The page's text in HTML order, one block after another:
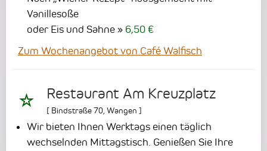
Vanillesoße
oder Eis und Sahne
6,50 €
Zum Wochenangebot von Café Walfisch
Restaurant Am Kreuzplatz
[ Bindstraße 70,Wangen ]
Wir bieten Ihnen Werktags einen täglich
wechselnden Mittagstisch. Genießen Sie Ihre